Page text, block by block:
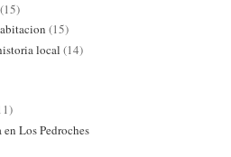
(15)
(15)
local (14)
Los Pedroches